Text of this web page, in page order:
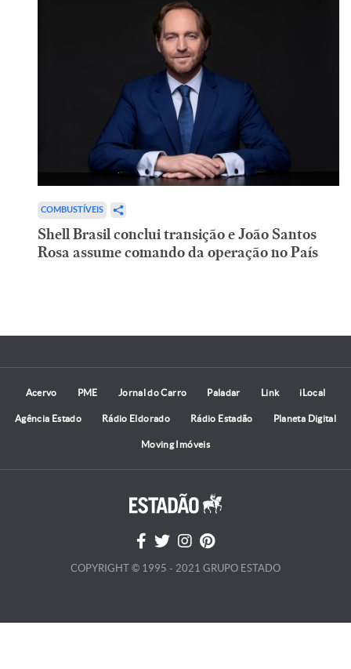
COMBUSTÍVEIS
Shell Brasil conclui transição e João Santos
Rosa assume comando da operação no País
Acervo PME Jornal do Carro Paladar Link iLocal
Agência Estado Rádio Eldorado Rádio Estadão Planeta Digital
Moving Imóveis
COPYRIGHT © 1995 - 2021 GRUPO ESTADO